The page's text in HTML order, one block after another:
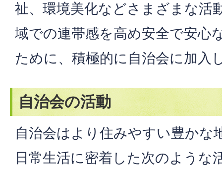
祉、環境美化などさまざまな活
域での連帯感を高め安全で安心
ために、積極的に自治会に加入
自治会の活動
自治会はより住みやすい豊かな
日常生活に密着した次のような